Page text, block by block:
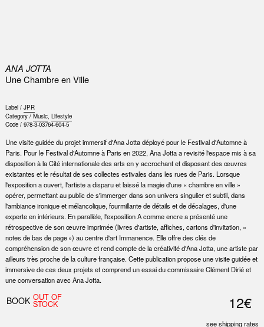
ANA JOTTA
Une Chambre en Ville
Label / JPR
Category / Music, Lifestyle
Code / 978-3-03764-604-5
Une visite guidée du projet immersif d'Ana Jotta déployé pour le Festival d'Automne à
Paris. Pour le Festival d'Automne à Paris en 2022, Ana Jotta a revisité l'espace mis à sa
disposition à la Cité internationale des arts en y accrochant et disposant des œuvres
existantes et le résultat de ses collectes estivales dans les rues de Paris. Lorsque
l'exposition a ouvert, l'artiste a disparu et laissé la magie d'une « chambre en ville »
opérer, permettant au public de s'immerger dans son univers singulier et subtil, dans
l'ambiance ironique et mélancolique, fourmillante de détails et de décalages, d'une
experte en intérieurs. En parallèle, l'exposition A comme encre a présenté une
rétrospective de son œuvre imprimée (livres d'artiste, affiches, cartons d'invitation, «
notes de bas de page ») au centre d'art Immanence. Elle offre des clés de
compréhension de son œuvre et rend compte de la créativité d'Ana Jotta, une artiste par
ailleurs très proche de la culture française. Cette publication propose une visite guidée et
immersive de ces deux projets et comprend un essai du commissaire Clément Dirié et
une conversation avec Ana Jotta.
BOOK OUT OF
STOCK 12€
see shipping rates